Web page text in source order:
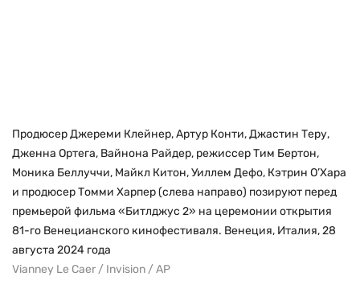
Продюсер Джереми Клейнер, Артур Конти, Джастин Теру,
Дженна Ортега, Вайнона Райдер, режиссер Тим Бертон,
Моника Беллуччи, Майкл Китон, Уиллем Дефо, Кэтрин О’Хара
и продюсер Томми Харпер (слева направо) позируют перед
премьерой фильма «Битлджус 2» на церемонии открытия
81-го Венецианского кинофестиваля. Венеция, Италия, 28
августа 2024 года
Vianney Le Caer / Invision / AP